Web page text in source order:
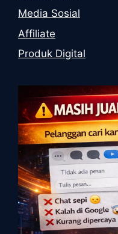
Media Sosial
Affiliate
Produk Digital